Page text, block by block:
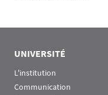
UNIVERSITÉ
L'institution
Communication